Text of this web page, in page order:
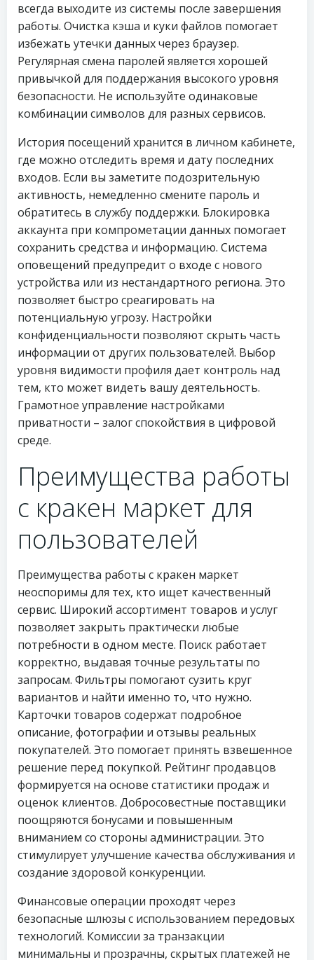
всегда выходите из системы после завершения
работы. Очистка кэша и куки файлов помогает
избежать утечки данных через браузер.
Регулярная смена паролей является хорошей
привычкой для поддержания высокого уровня
безопасности. Не используйте одинаковые
комбинации символов для разных сервисов.
История посещений хранится в личном кабинете,
где можно отследить время и дату последних
входов. Если вы заметите подозрительную
активность, немедленно смените пароль и
обратитесь в службу поддержки. Блокировка
аккаунта при компрометации данных помогает
сохранить средства и информацию. Система
оповещений предупредит о входе с нового
устройства или из нестандартного региона. Это
позволяет быстро среагировать на
потенциальную угрозу. Настройки
конфиденциальности позволяют скрыть часть
информации от других пользователей. Выбор
уровня видимости профиля дает контроль над
тем, кто может видеть вашу деятельность.
Грамотное управление настройками
приватности – залог спокойствия в цифровой
среде.
Преимущества работы
с кракен маркет для
пользователей
Преимущества работы с кракен маркет
неоспоримы для тех, кто ищет качественный
сервис. Широкий ассортимент товаров и услуг
позволяет закрыть практически любые
потребности в одном месте. Поиск работает
корректно, выдавая точные результаты по
запросам. Фильтры помогают сузить круг
вариантов и найти именно то, что нужно.
Карточки товаров содержат подробное
описание, фотографии и отзывы реальных
покупателей. Это помогает принять взвешенное
решение перед покупкой. Рейтинг продавцов
формируется на основе статистики продаж и
оценок клиентов. Добросовестные поставщики
поощряются бонусами и повышенным
вниманием со стороны администрации. Это
стимулирует улучшение качества обслуживания и
создание здоровой конкуренции.
Финансовые операции проходят через
безопасные шлюзы с использованием передовых
технологий. Комиссии за транзакции
минимальны и прозрачны, скрытых платежей не